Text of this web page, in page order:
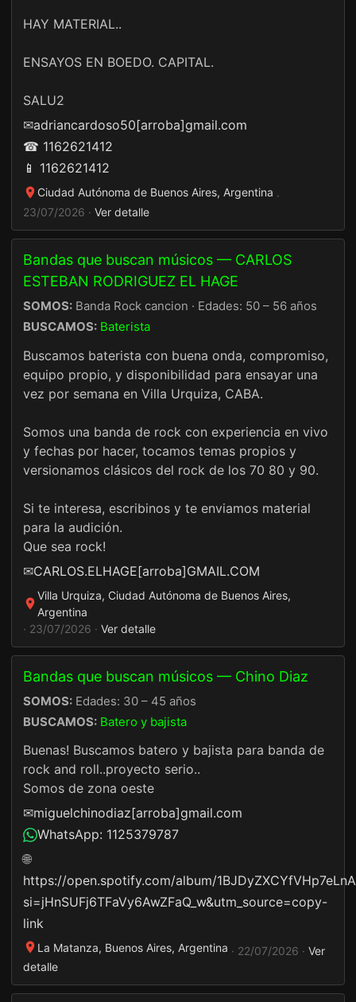
HAY MATERIAL..
ENSAYOS EN BOEDO. CAPITAL.
SALU2
✉adriancardoso50[arroba]gmail.com
☎ 1162621412
📱 1162621412
Ciudad Autónoma de Buenos Aires, Argentina ·
23/07/2026 · Ver detalle
Bandas que buscan músicos — CARLOS
ESTEBAN RODRIGUEZ EL HAGE
SOMOS: Banda Rock cancion · Edades: 50 – 56 años
BUSCAMOS: Baterista
Buscamos baterista con buena onda, compromiso,
equipo propio, y disponibilidad para ensayar una
vez por semana en Villa Urquiza, CABA.
Somos una banda de rock con experiencia en vivo
y fechas por hacer, tocamos temas propios y
versionamos clásicos del rock de los 70 80 y 90.
Si te interesa, escribinos y te enviamos material
para la audición.
Que sea rock!
✉CARLOS.ELHAGE[arroba]GMAIL.COM
Villa Urquiza, Ciudad Autónoma de Buenos Aires,
Argentina
· 23/07/2026 · Ver detalle
Bandas que buscan músicos — Chino Diaz
SOMOS: Edades: 30 – 45 años
BUSCAMOS: Batero y bajista
Buenas! Buscamos batero y bajista para banda de
rock and roll..proyecto serio..
Somos de zona oeste
✉miguelchinodiaz[arroba]gmail.com
WhatsApp: 1125379787
🌐
https://open.spotify.com/album/
si=jHnSUFj6TFaVy6AwZFaQ_w&utm_source=copy-
link
La Matanza, Buenos Aires, Argentina · 22/07/2026 · Ver
detalle